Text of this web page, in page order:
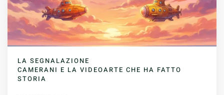
LA SEGNALAZIONE
CAMERANI E LA VIDEOARTE CHE HA FATTO
STORIA